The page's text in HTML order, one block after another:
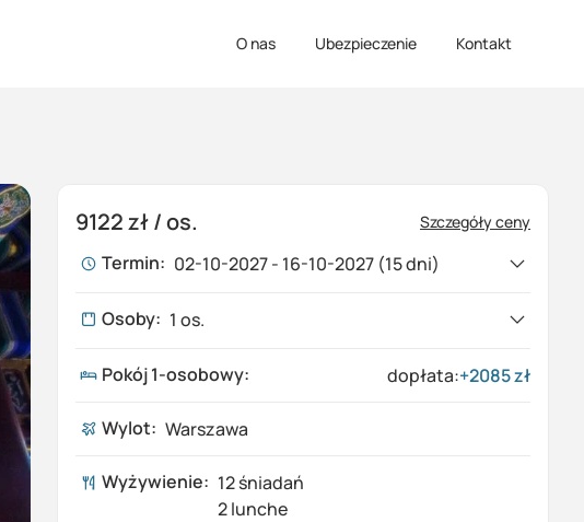
O nas Ubezpieczenie Kontakt
9122 zł/ os. Szczegóły ceny
Termin: 02-10-2027 - 16-10-2027 (15 dni)
02-10-2027- 7037 zł
Osoby: 1 os.
Dorośli 1
Dzieci (0-17 lat)
Pokój 1-osobowy: dopłata:+2085zł
Wylot: Warszawa
Wyżywienie: 12 śniadań
2 lunche